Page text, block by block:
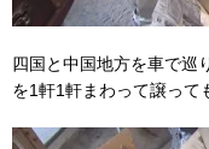
四国と中国地方を車で巡
を1軒1軒まわって譲って